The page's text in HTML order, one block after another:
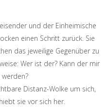
und der Einheimische
einen Schritt zurück. Sie
das jeweilige Gegenüber zu
Wer ist der? Kann der mir
werden?
Distanz-Wolke um sich,
sie vor sich her.